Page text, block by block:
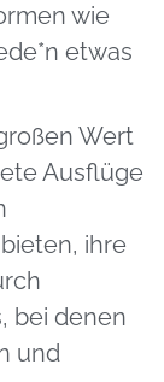
wie
etwas
Wert
Ausflüge
ihre
bei denen
und